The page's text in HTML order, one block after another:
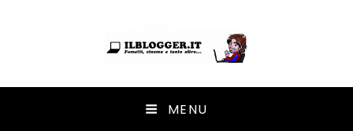
Ilblogger.it
Il portalino di blog | MENU